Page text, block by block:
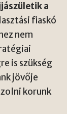
a
fiaskó
nem
is szükség
jövője
korunk